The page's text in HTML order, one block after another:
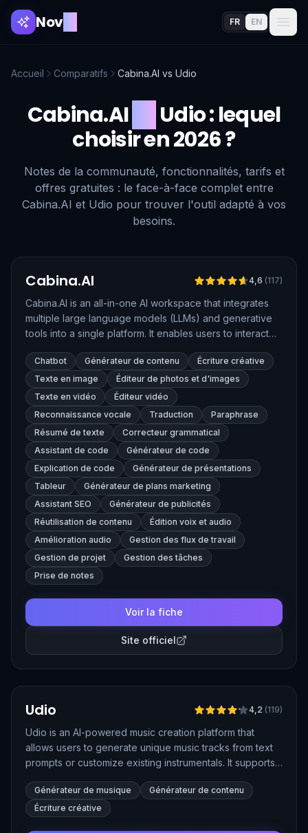
NovAI FR EN
Accueil Comparatifs Cabina.AI vs Udio
Cabina.AI Udio: lequel
choisir en 2026 ?
Notes de la communauté, fonctionnalités, tarifs et
offres gratuites : le face-à-face complet entre
Cabina.AI et Udio pour trouver l'outil adapté à vos
besoins.
Cabina.AI 4,6 (117)
Cabina.AI is an all-in-one AI workspace that integrates
multiple large language models (LLMs) and generative
tools into a single platform. It enables users to interact
transcribe audio, and more, all within a unified interface.
Chatbot Générateur de contenu
Écriture créative
Texte en image
Éditeur de photos et d'images
Texte en vidéo
Éditeur vidéo
Reconnaissance vocale
Traduction
Paraphrase
Résumé de texte
Correcteur grammatical
Assistant de code
Générateur de code
Explication de code
Générateur de présentations
Tableur
Générateur de plans marketing
Assistant SEO
Générateur de publicités
Réutilisation de contenu
Édition voix et audio
Amélioration audio
Gestion des flux de travail
Gestion de projet
Gestion des tâches
Prise de notes
Voir la fiche
Site officiel
Udio 4,2 (119)
Udio is an AI-powered music creation platform that
allows users to generate unique music tracks from text
prompts or customize existing instrumentals. It supports
full-length songs, experimenting with lyrics, and
generating professional-quality music, making it a
Générateur de musique
Générateur de contenu
Écriture créative